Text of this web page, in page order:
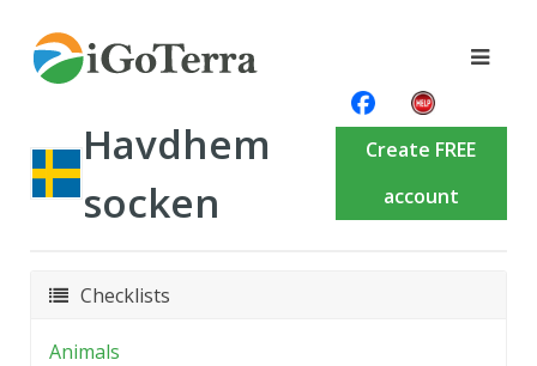
Havdhem
socken
Create FREE
account
Checklists
Animals